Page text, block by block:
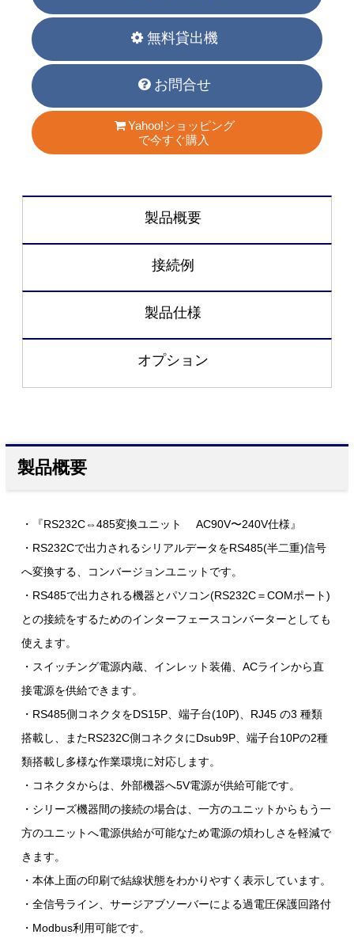
無料貸出機
お問合せ
Yahoo!ショッピング
で今すぐ購入
製品概要
接続例
製品仕様
オプション
製品概要
・『RS232C⇔485変換ユニット AC90V〜240V仕様』
・RS232Cで出力されるシリアルデータをRS485(半二重)信号
へ変換する、コンバージョンユニットです。
・RS485で出力される機器とパソコン(RS232C＝COMポート)
との接続をするためのインターフェースコンバーターとしても
使えます。
・スイッチング電源内蔵、インレット装備、ACラインから直
接電源を供給できます。
・RS485側コネクタをDS15P、端子台(10P)、RJ45 の3 種類
搭載し、またRS232C側コネクタにDsub9P、端子台10Pの2種
類搭載し多様な作業環境に対応します。
・コネクタからは、外部機器へ5V電源が供給可能です。
・シリーズ機器間の接続の場合は、一方のユニットからもう一
方のユニットへ電源供給が可能なため電源の煩わしさを軽減で
きます。
・本体上面の印刷で結線状態をわかりやすく表示しています。
・全信号ライン、サージアブソーバーによる過電圧保護回路付
・Modbus利用可能です。